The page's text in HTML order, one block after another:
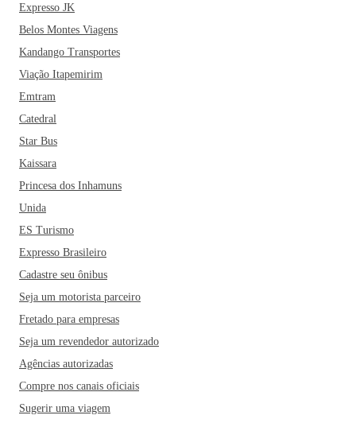
Expresso JK
Belos Montes Viagens
Kandango Transportes
Viação Itapemirim
Emtram
Catedral
Star Bus
Kaissara
Princesa dos Inhamuns
Unida
ES Turismo
Expresso Brasileiro
Cadastre seu ônibus
Seja um motorista parceiro
Fretado para empresas
Seja um revendedor autorizado
Agências autorizadas
Compre nos canais oficiais
Sugerir uma viagem